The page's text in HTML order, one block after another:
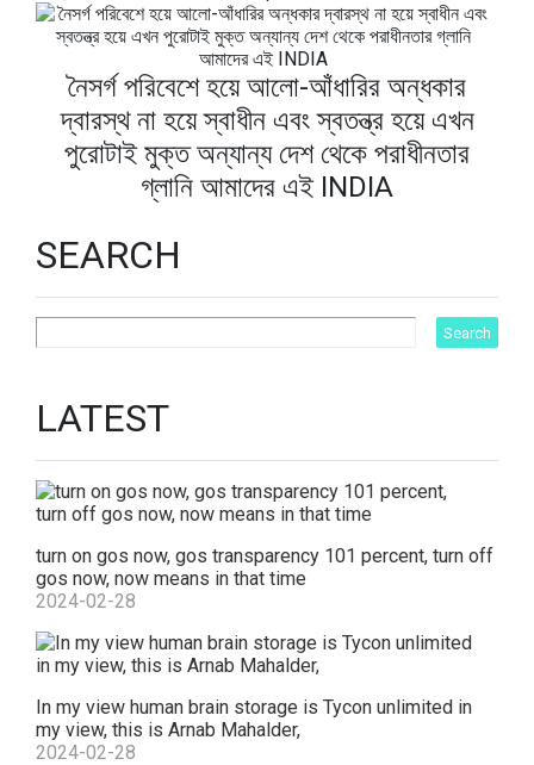
নৈসর্গ পরিবেশে হয়ে আলো-আঁধারির অন্ধকার
দ্বারস্থ না হয়ে স্বাধীন এবং স্বতন্ত্র হয়ে এখন
পুরোটাই মুক্ত অন্যান্য দেশ থেকে পরাধীনতার
গ্লানি আমাদের এই INDIA
SEARCH
LATEST
turn on gos now, gos transparency 101 percent, turn off
gos now, now means in that time
2024-02-28
In my view human brain storage is Tycon unlimited in
my view, this is Arnab Mahalder,
2024-02-28